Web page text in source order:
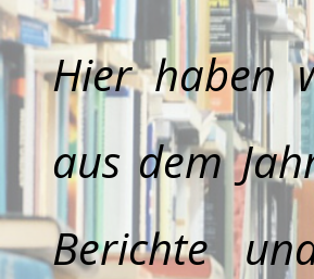
Hier haben
aus dem
Berichte